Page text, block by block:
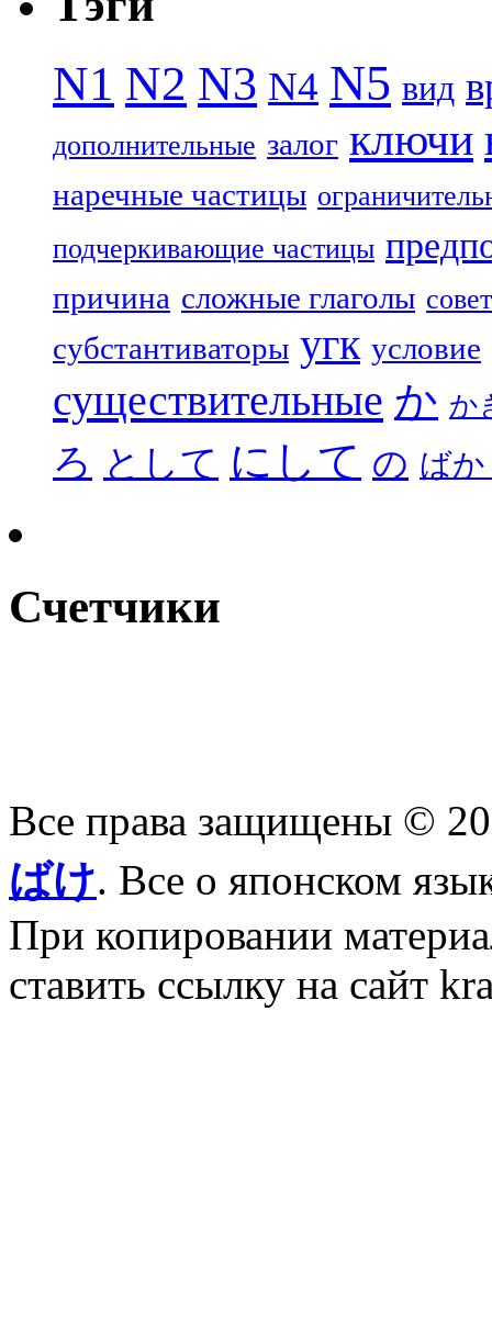
N1 N2 N3 N4 N5 вид
дополнительные залог ключи
наречные частицы
подчеркивающие частицы
причина сложные глаголы совет
субстантиваторы угк условие
существительные か か
ろ として にして の ば
Счетчики
Все права защищены ©
ばけ. Все о японском
При копировании
ставить ссылку на сайт